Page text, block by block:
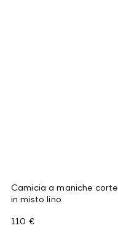
Camicia a maniche corte
in misto lino
110 €